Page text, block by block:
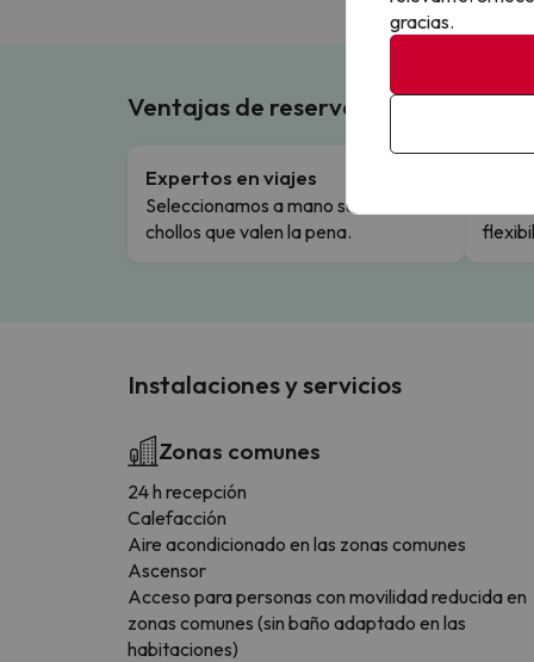
Ventajas de reservar en
Expertos en viajes
Seleccionamos a mano solo los
chollos que valen la pena.
Instalaciones y servicios
Zonas comunes
24 h recepción
Calefacción
Aire acondicionado en las zonas comunes
Ascensor
Acceso para personas con movilidad reducida en
zonas comunes (sin baño adaptado en las
habitaciones)
gracias.